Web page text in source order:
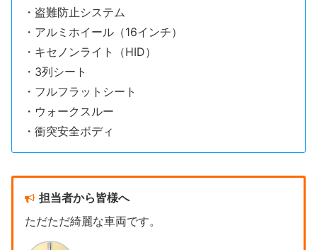
・盗難防止システム
・アルミホイール（16インチ）
・キセノンライト（HID）
・3列シート
・フルフラットシート
・ウォークスルー
・衝突安全ボディ
担当者から皆様へ
ただただ綺麗な車両です。